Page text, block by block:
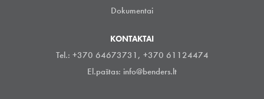
Dokumentai
KONTAKTAI
Tel.: +370 64673731, +370 61124474
El.paštas: info@benders.lt